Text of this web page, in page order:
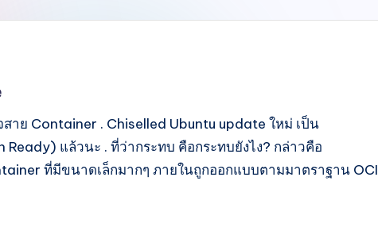
สาย Container . Chiselled Ubuntu update ใหม่ เป็น
แล้วนะ . ที่ว่ากระทบ คือกระทบยังไง? กล่าวคือ
ที่มีขนาดเล็กมากๆ ภายในถูกออกแบบตามมาตราฐาน OCI